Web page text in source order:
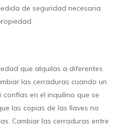
de seguridad necesaria
que alquilas a diferentes
las cerraduras cuando un
confías en el inquilino que se
las copias de las llaves no
Cambiar las cerraduras entre